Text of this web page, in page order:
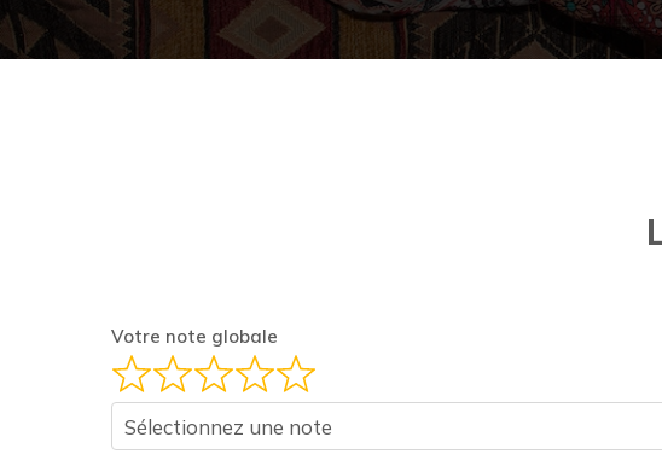
Votre note globale
Sélectionnez une note